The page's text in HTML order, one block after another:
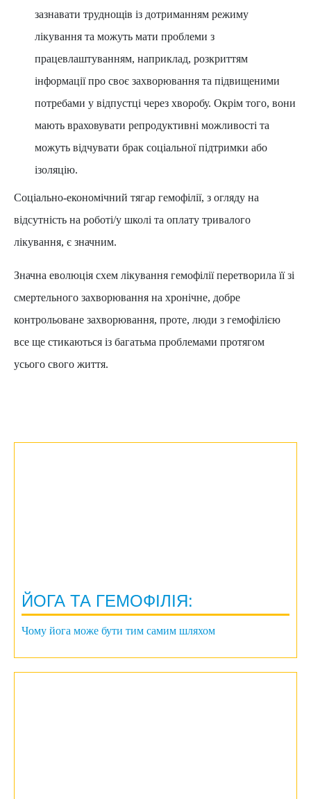
зазнавати труднощів із дотриманням режиму
лікування та можуть мати проблеми з
працевлаштуванням, наприклад, розкриттям
інформації про своє захворювання та підвищеними
потребами у відпустці через хворобу. Окрім того, вони
мають враховувати репродуктивні можливості та
можуть відчувати брак соціальної підтримки або
ізоляцію.
Соціально-економічний тягар гемофілії, з огляду на
відсутність на роботі/у школі та оплату тривалого
лікування, є значним.
Значна еволюція схем лікування гемофілії перетворила її зі
смертельного захворювання на хронічне, добре
контрольоване захворювання, проте, люди з гемофілією
все ще стикаються із багатьма проблемами протягом
усього свого життя.
ЙОГА ТА ГЕМОФІЛІЯ:
Чому йога може бути тим самим шляхом